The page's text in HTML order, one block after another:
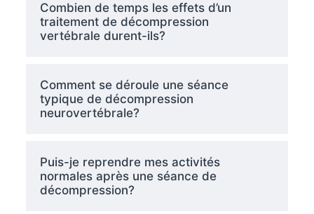
Combien de temps les effets d’un
traitement de décompression
vertébrale durent-ils?
Comment se déroule une séance
typique de décompression
neurovertébrale?
Puis-je reprendre mes activités
normales après une séance de
décompression?